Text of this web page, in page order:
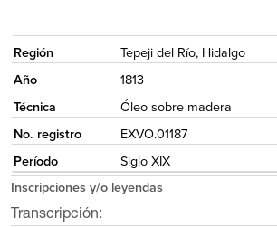
Región
Tepeji del Río, Hidalgo
Año
1813
Técnica
Óleo sobre madera
No. registro
EXVO.01187
Período
Siglo XIX
Inscripciones y/o leyendas
Transcripción: